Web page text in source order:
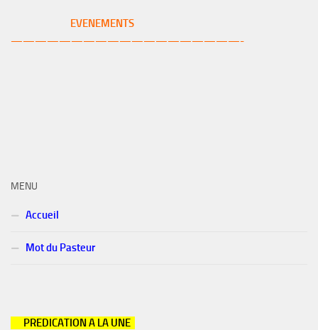
EVENEMENTS
———————————————————-
MENU
Accueil
Mot du Pasteur
PREDICATION A LA UNE